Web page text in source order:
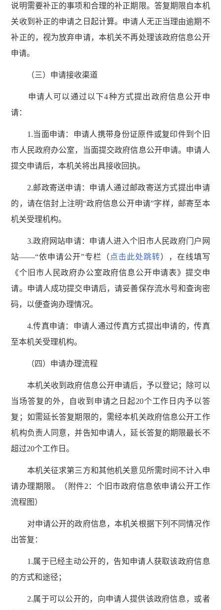
说明需要补正的事项和合理的补正期限。答复期限自本机
关收到补正的申请之日起计算。申请人无正当理由逾期不
补正的，视为放弃申请，本机关不再处理该政府信息公开
申请。
（三）申请接收渠道
申请人可以通过以下4种方式提出政府信息公开申
请：
1.当面申请：申请人携带身份证原件或复印件到个旧
市人民政府办公室，当面提交政府信息公开申请。申请人
提交申请后，本机关将出具接收回执。
2.邮政寄送申请：申请人通过邮政寄送方式提出申请
的，请在信封上注明“政府信息公开申请”字样，邮寄至本
机关受理机构。
3.政府网站申请：申请人进入个旧市人民政府门户网
站——“依申请公开”专栏（ 点击此处跳转），在线填写
《个旧市人民政府办公室政府信息公开申请表》提交申
请。申请人成功提交申请后，请妥善保存流水号和查询密
码，以便查询办理情况。
4.传真申请：申请人通过传真方式提出申请的，传真
至本机关受理机构。
（四）申请办理流程
本机关收到政府信息公开申请后，予以登记；除可以
当场答复的外，自收到申请之日起20个工作日内予以答
复；如需延长答复期限的，需经本机关政府信息公开工作
机构负责人同意，并告知申请人，延长答复的期限最长不
超过20个工作日。
本机关征求第三方和其他机关意见所需时间不计入申
请办理期限。（附件2：个旧市政府信息依申请公开工作
流程图）
对申请公开的政府信息，本机关根据下列不同情况作
出答复：
1.属于已经主动公开的，告知申请人获取该政府信息
的方式和途径；
2.属于可以公开的，向申请人提供该政府信息，或者